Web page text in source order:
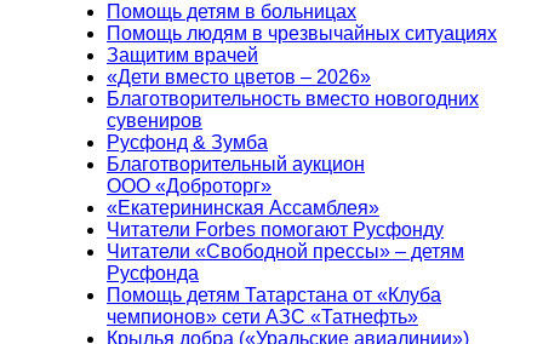
Помощь детям в больницах
Помощь людям в чрезвычайных ситуациях
Защитим врачей
«Дети вместо цветов – 2026»
Благотворительность вместо новогодних
сувениров
Русфонд & Зумба
Благотворительный аукцион
ООО «Доброторг»
«Екатерининская Ассамблея»
Читатели Forbes помогают Русфонду
Читатели «Свободной прессы» – детям
Русфонда
Помощь детям Татарстана от «Клуба
чемпионов» сети АЗС «Татнефть»
Крылья добра («Уральские авиалинии»)